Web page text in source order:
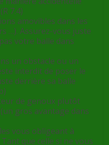
7.4)
amovibles dans les
…). Assurez-vous juste
votre balle dans
un obstacle ou un
interdit de poser le
derrière sa balle
de genoux plutôt
gros avantage dans
vous obligeant à
que celle si ne vous